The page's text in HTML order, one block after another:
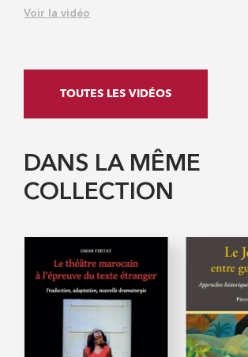
Voir la vidéo
TOUTES LES VIDÉOS
DANS LA MÊME
COLLECTION